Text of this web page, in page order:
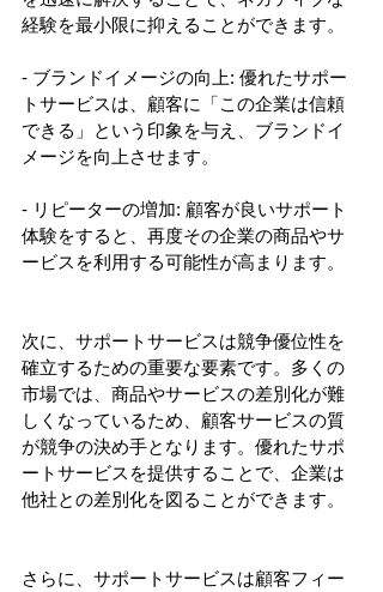
経験を最小限に抑えることができます。
- ブランドイメージの向上: 優れたサポー
トサービスは、顧客に「この企業は信頼
できる」という印象を与え、ブランドイ
メージを向上させます。
- リピーターの増加: 顧客が良いサポート
体験をすると、再度その企業の商品やサ
ービスを利用する可能性が高まります。
次に、サポートサービスは競争優位性を
確立するための重要な要素です。多くの
市場では、商品やサービスの差別化が難
しくなっているため、顧客サービスの質
が競争の決め手となります。優れたサポ
ートサービスを提供することで、企業は
他社との差別化を図ることができます。
さらに、サポートサービスは顧客フィー